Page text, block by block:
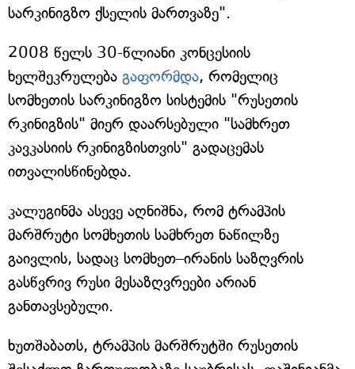
სარკინიგზო ქსელის მართვაზე".
2008 წელს 30-წლიანი კონცესიის
ხელშეკრულება გაფორმდა, რომელიც
სომხეთის სარკინიგზო სისტემის "რუსეთის
რკინიგზის" მიერ დაარსებული "სამხრეთ
კავკასიის რკინიგზისთვის" გადაცემას
ითვალისწინებდა.
კალუგინმა ასევე აღნიშნა, რომ ტრამპის
მარშრუტი სომხეთის სამხრეთ ნაწილზე
გაივლის, სადაც სომხეთ–ირანის საზღვრის
გასწვრივ რუსი მესაზღვრეები არიან
განთავსებული.
ხუთშაბათს, ტრამპის მარშრუტში რუსეთის